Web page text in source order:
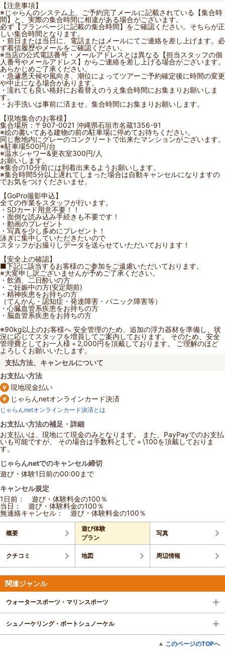
【注意事項】
※じゃらんのシステム上、ご予約完了メールに記載されている【集合時
間】と、実際の集合時間に相違がある場合がございます。
必ず【プランページに記載の集合時間】をご確認ください。そちらが正
しい集合時間となります。
・前日または当日に、電話またはメールにてご連絡を差し上げます。必
ず着信履歴やメールをご確認ください。
※当店の公式電話番号・メールアドレスとは異なる【担当スタッフの個
人番号やメールアドレス】からご連絡を差し上げる場合がございます。
あらかじめご了承ください。
・急遽悪天候や風向き、潮位によってツアーご予約確定後に時間の変更
や中止になる場合があります。
・濡れても良い格好にお着替えのうえ集合時間にお集まりお願いしま
す。
・お手洗いは事前に済ませ、集合時間にお集まりお願いします。
【現地集合のお客様】
集合場所：〒907-0021 沖縄県石垣市名蔵1356-91
※絵の書いてある建物の前の駐車場に停めてお待ちください。
同じ敷地内にグレーのコンクリートで出来たマンションがございます。
※駐車場500円/台
※温水シャワー&更衣室300円/人
お願いします。
※集合の10分前には到着出来るようお願いします。
※集合時間5分以上遅れてしまった場合は自動キャンセルになりますの
でお気をつけくださいませ。
【GoPro撮影申込】
全ての作業をスタッフが行います。
・SDカード用意不要！！
・面倒な読み込み手続きも不要です！
・動画のプレゼント
・写真を少し多めにプレゼント！
泳ぎに集中していただきたいので
スタッフがお撮りしデータを送らせていただいております！
【安全上の確認】
■下記に該当するお客様のご参加をご遠慮いただいております。
※大変申し訳ございませんが予めご了承ください。
・飲酒、二日酔いの方
・ご妊娠中の方(安定期前)
・精神疾患をお持ちの方
（てんかん・認知症・発達障害・パニック障害等）
・心臓血管系疾患をお持ちの方
・脳血管系疾患をお持ちの方
※90kg以上のお客様へ 安全管理のため、追加の浮力器材を準備し、状
況に応じてスタッフを増員してご案内しております。 そのため、安全
管理費としてお一人様＋2,000円を頂戴しております。 ご理解のほど
よろしくお願いいたします。
支払方法、キャンセルについて
お支払い方法
現地現金払い
じゃらんnetオンラインカード決済
じゃらんnetオンラインカード決済とは
お支払い方法の補足・詳細
お支払いは、現地にて現金のみとなります。 また、PayPayでのお支払
いも可能ですが、 その場合は手数料として＋\100を頂戴しておりま
す。
じゃらんnetでのキャンセル締切
遊び・体験1日前の00:00まで
キャンセル規定
1日前： 遊び・体験料金の100％
当日： 遊び・体験料金の100％
無連絡キャンセル： 遊び・体験料金の100％
概要
遊び体験
プラン
写真
クチコミ 地図 周辺情報
関連ジャンル
ウォータースポーツ・マリンスポーツ
シュノーケリング・ボートシュノーケル
このページのTOPへ